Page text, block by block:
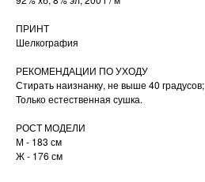
ПРИНТ
Шелкография
РЕКОМЕНДАЦИИ ПО УХОДУ
Стирать наизнанку, не выше 40 градусов;
Только естественная сушка.
РОСТ МОДЕЛИ
М - 183 см
Ж - 176 см